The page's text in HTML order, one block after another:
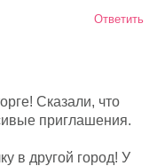
Ответить
Сказали, что
приглашения.
в другой город! У